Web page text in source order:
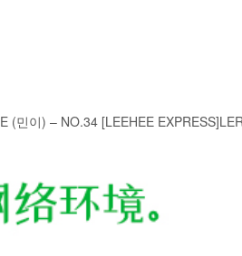
(민이) – NO.34 [LEEHEE